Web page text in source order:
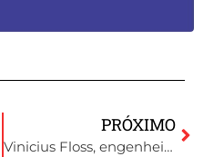
PRÓXIMO
Vinicius Floss, engenheiro agrônomo da Cotribá, fala sobre agricultura em 2025